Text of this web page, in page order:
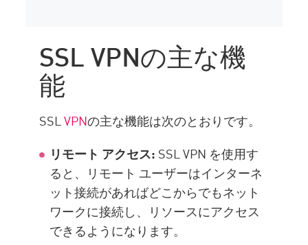
SSL VPNの主な機
能
SSLVPNの主な機能は次のとおりです。
リモート アクセス: SSL VPN を使用す
ると、リモート ユーザーはインターネ
ット接続があればどこからでもネット
ワークに接続し、リソースにアクセス
できるようになります。